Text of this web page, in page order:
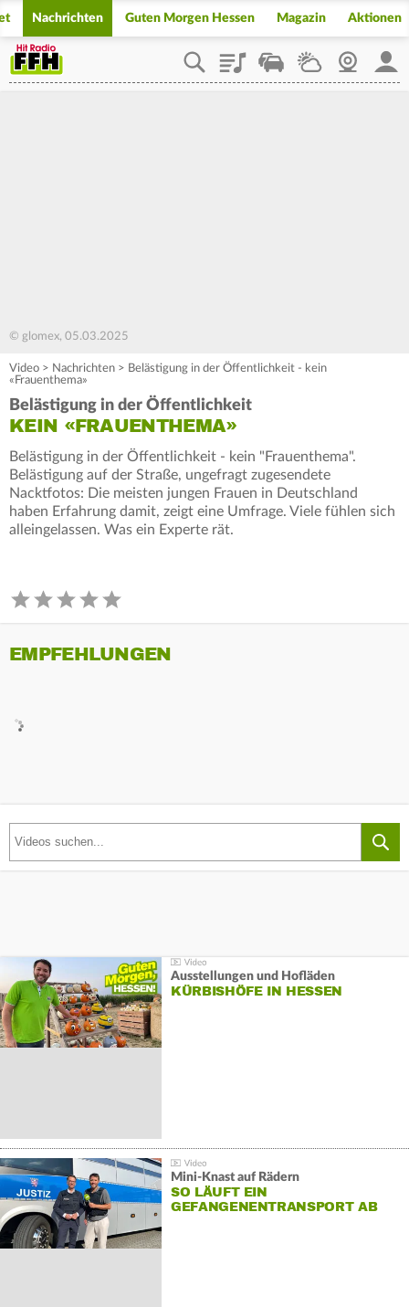
Nachrichten Guten Morgen Hessen Magazin Aktionen
PlaylistStaupilotWetterWebcam
© glomex, 05.03.2025
Video > Nachrichten > Belästigung in der Öffentlichkeit - kein
«Frauenthema»
Belästigung in der Öffentlichkeit
KEIN «FRAUENTHEMA»
Belästigung in der Öffentlichkeit - kein "Frauenthema".
Belästigung auf der Straße, ungefragt zugesendete
Nacktfotos: Die meisten jungen Frauen in Deutschland
haben Erfahrung damit, zeigt eine Umfrage. Viele fühlen sich
alleingelassen. Was ein Experte rät.
EMPFEHLUNGEN
Ausstellungen und Hofläden
KÜRBISHÖFE IN HESSEN
Mini-Knast auf Rädern
SO LÄUFT EIN
GEFANGENENTRANSPORT AB